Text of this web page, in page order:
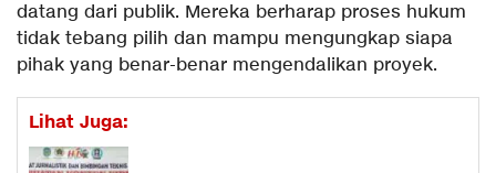
datang dari publik. Mereka berharap proses hukum
tidak tebang pilih dan mampu mengungkap siapa
pihak yang benar-benar mengendalikan proyek.
Lihat Juga: